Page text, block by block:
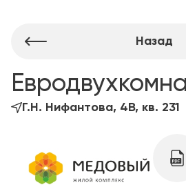
Назад
Г.Н. Нифантова, 4В, кв. 231